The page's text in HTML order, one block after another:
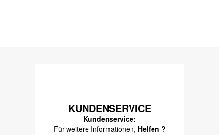
KUNDENSERVICE
Kundenservice:
Für weitere Informationen, Helfen ?